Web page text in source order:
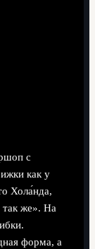
с
как у
Хола́нда,
так же». На
форма, а